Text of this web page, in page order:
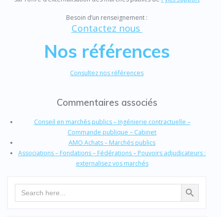
Besoin d’un renseignement :
Contactez nous
Nos références
Consultez nos références
Commentaires associés
Conseil en marchés publics – Ingénierie contractuelle –
Commande publique – Cabinet
AMO Achats – Marchés publics
Associations – Fondations – Fédérations – Pouvoirs adjudicateurs :
externalisez vos marchés
Search Search Button